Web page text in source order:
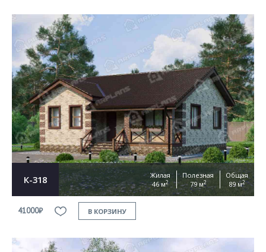
К-318
Жилая
46 м2
Полезная
79 м2
Общая
89 м2
41000₽ В КОРЗИНУ